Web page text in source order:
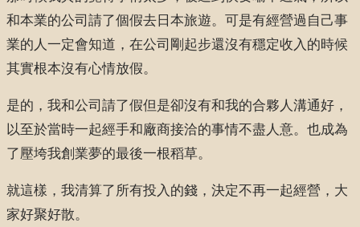
和本業的公司請了個假去日本旅遊。可是有經營過自己事
業的人一定會知道，在公司剛起步還沒有穩定收入的時候
其實根本沒有心情放假。
是的，我和公司請了假但是卻沒有和我的合夥人溝通好，
以至於當時一起經手和廠商接洽的事情不盡人意。也成為
了壓垮我創業夢的最後一根稻草。
就這樣，我清算了所有投入的錢，決定不再一起經營，大
家好聚好散。